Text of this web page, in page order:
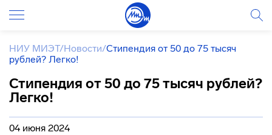
НИУ МИЭТ/Новости/Стипендия от 50 до 75 тысяч
рублей? Легко!
Стипендия от 50 до 75 тысяч рублей?
Легко!
04 июня 2024